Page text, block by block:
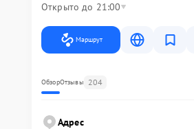
Открыто до 21:00
Маршрут
ОбзорОтзывы 204
Адрес